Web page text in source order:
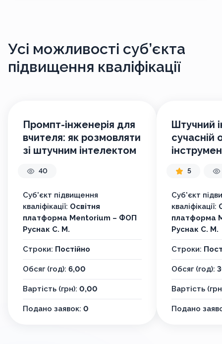
Усі можливості суб’єкта
підвищення кваліфікації
Промпт-інженерія для
вчителя: як розмовляти
зі штучним інтелектом
40
Суб'єкт підвищення
кваліфікації: Освітня
платформа Mentorium – ФОП
Руснак С. М.
Строки: Постійно
Обсяг (год): 6,00
Вартість (грн): 0,00
Подано заявок: 0
Штучний
сучасній
5
Суб'єкт
кваліфікації:
платформа
Руснак С. М.
Строки:
Обсяг (год):
Вартість
Подано